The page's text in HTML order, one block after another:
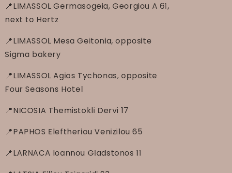
📍LIMASSOL Germasogeia, Georgiou A 61,
next to Hertz
📍LIMASSOL Mesa Geitonia, opposite
Sigma bakery
📍LIMASSOL Agios Tychonas, opposite
Four Seasons Hotel
📍NICOSIA Themistokli Dervi 17
📍PAPHOS Eleftheriou Venizilou 65
📍LARNACA Ioannou Gladstonos 11